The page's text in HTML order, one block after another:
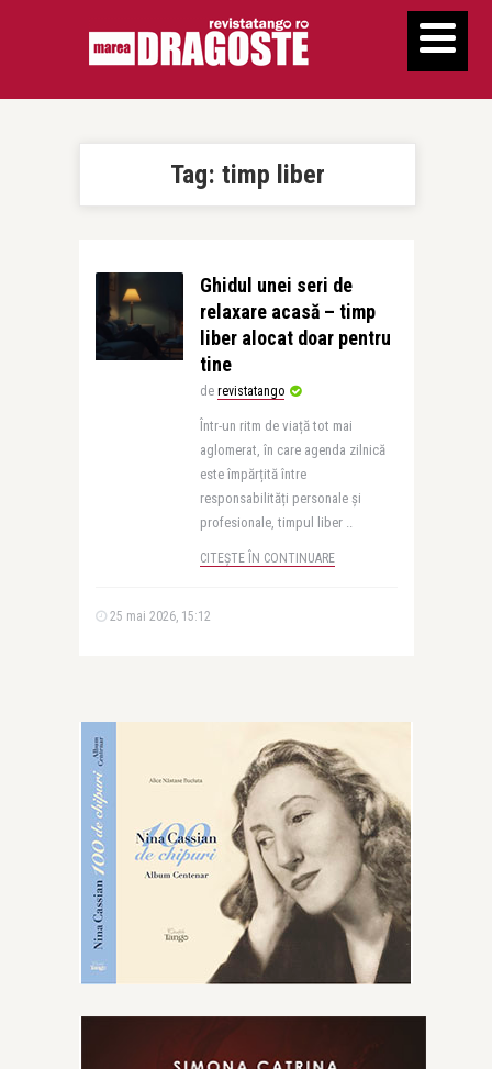
Tag: timp liber
Ghidul unei seri de
relaxare acasă – timp
liber alocat doar pentru
tine
de revistatango
Într-un ritm de viață tot mai
aglomerat, în care agenda zilnică
este împărțită între
responsabilități personale și
profesionale, timpul liber ..
CITEȘTE ÎN CONTINUARE
25 mai 2026, 15:12